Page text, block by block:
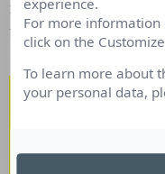
mort (elle est abolie
bien avant la
Ce qui
volonté
For more information
click on the
To learn more about
your personal data,